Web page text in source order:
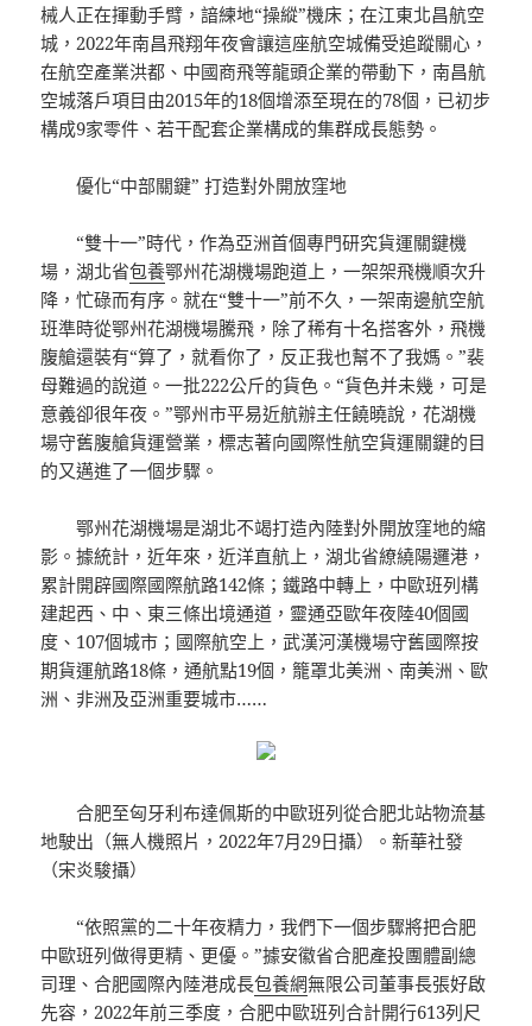
械人正在揮動手臂，諳練地“操縱”機床；在江東北昌航空
城，2022年南昌飛翔年夜會讓這座航空城備受追蹤關心，
在航空產業洪都、中國商飛等龍頭企業的帶動下，南昌航
空城落戶項目由2015年的18個增添至現在的78個，已初步
構成9家零件、若干配套企業構成的集群成長態勢。
優化“中部關鍵” 打造對外開放窪地
“雙十一”時代，作為亞洲首個專門研究貨運關鍵機
場，湖北省包養鄂州花湖機場跑道上，一架架飛機順次升
降，忙碌而有序。就在“雙十一”前不久，一架南邊航空航
班準時從鄂州花湖機場騰飛，除了稀有十名搭客外，飛機
腹艙還裝有“算了，就看你了，反正我也幫不了我媽。”裴
母難過的說道。一批222公斤的貨色。“貨色并未幾，可是
意義卻很年夜。”鄂州市平易近航辦主任饒曉說，花湖機
場守舊腹艙貨運營業，標志著向國際性航空貨運關鍵的目
的又邁進了一個步驟。
鄂州花湖機場是湖北不竭打造內陸對外開放窪地的縮
影。據統計，近年來，近洋直航上，湖北省繚繞陽邏港，
累計開辟國際國際航路142條；鐵路中轉上，中歐班列構
建起西、中、東三條出境通道，靈通亞歐年夜陸40個國
度、107個城市；國際航空上，武漢河漢機場守舊國際按
期貨運航路18條，通航點19個，籠罩北美洲、南美洲、歐
洲、非洲及亞洲重要城市……
合肥至匈牙利布達佩斯的中歐班列從合肥北站物流基
地駛出（無人機照片，2022年7月29日攝）。新華社發
（宋炎駿攝）
“依照黨的二十年夜精力，我們下一個步驟將把合肥
中歐班列做得更精、更優。”據安徽省合肥產投團體副總
司理、合肥國際內陸港成長包養網無限公司董事長張好啟
先容，2022年前三季度，合肥中歐班列合計開行613列尺